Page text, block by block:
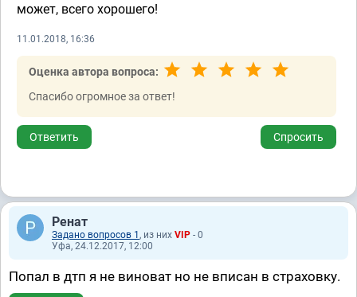
может, всего хорошего!
11.01.2018, 16:36
Оценка автора вопроса:
Спасибо огромное за ответ!
Ответить Спросить
Ренат
Задано вопросов 1 , из них VIP - 0
Уфа, 24.12.2017, 12:00
Попал в дтп я не виноват но не вписан в страховку.